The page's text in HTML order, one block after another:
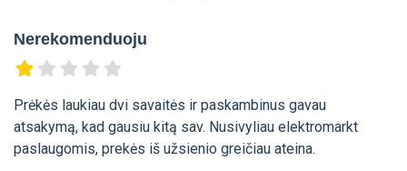
Nerekomenduoju
Prėkės laukiau dvi savaitės ir paskambinus gavau
atsakymą, kad gausiu kitą sav. Nusivyliau elektromarkt
paslaugomis, prekės iš užsienio greičiau ateina.